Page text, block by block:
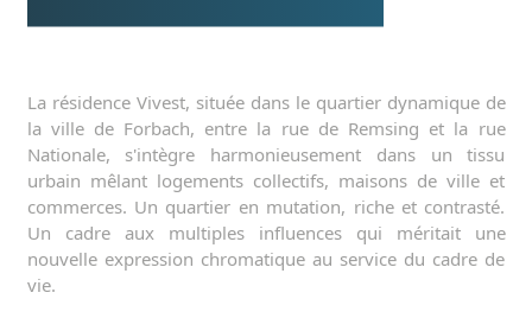
La résidence Vivest, située dans le quartier dynamique de
la ville de Forbach, entre la rue de Remsing et la rue
Nationale, s'intègre harmonieusement dans un tissu
urbain mêlant logements collectifs, maisons de ville et
commerces. Un quartier en mutation, riche et contrasté.
Un cadre aux multiples influences qui méritait une
nouvelle expression chromatique au service du cadre de
vie.